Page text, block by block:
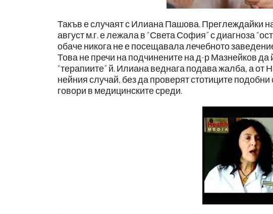
Такъв е случаят с Илиана Пашова. Преглеждайки
август м.г. е лежала в “Света София” с диагноза
обаче никога не е посещавала лечебното
Това не пречи на подчинените на д-р Мазнейков да
“терапиите” й. Илиана веднага подава жалба, а
нейния случай, без да проверят стотиците
говори в медицинските среди.